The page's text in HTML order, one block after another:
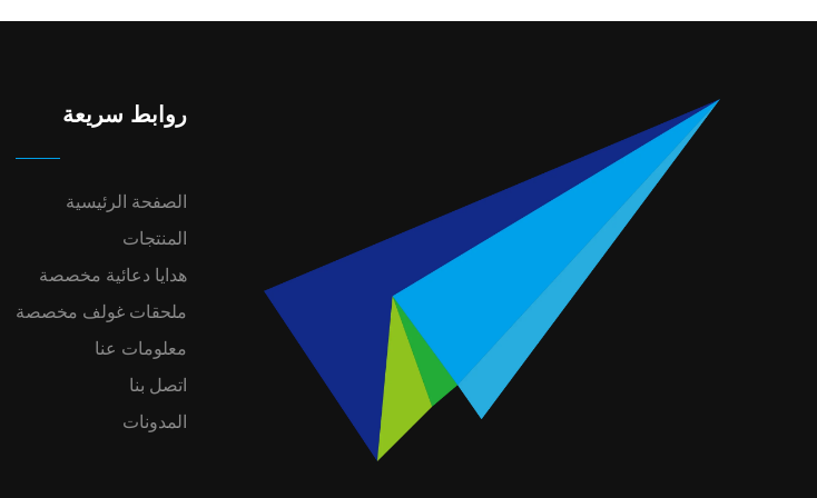
روابط سريعة
الصفحة الرئيسية
المنتجات
هدايا دعائية مخصصة
ملحقات غولف مخصصة
معلومات عنا
اتصل بنا
المدونات